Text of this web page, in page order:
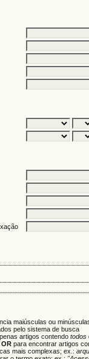
maiúsculas ou
pelo sistema de busca
artigos contendotodos
OR para encontrar artigos
mais complexas; ex.: